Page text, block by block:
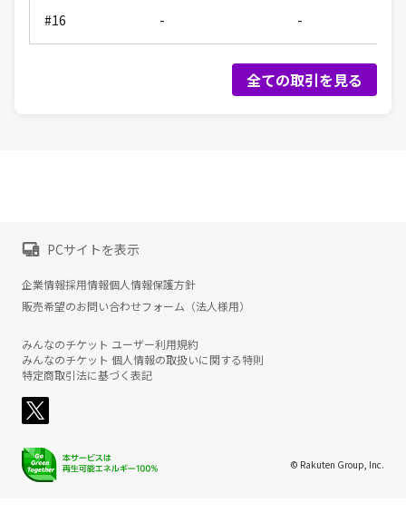
#16 - -
全ての取引を見る
PCサイトを表示
企業情報採用情報個人情報保護方針
販売希望のお問い合わせフォーム（法人様用）
みんなのチケット ユーザー利用規約
みんなのチケット 個人情報の取扱いに関する特則
特定商取引法に基づく表記
© Rakuten Group, Inc.